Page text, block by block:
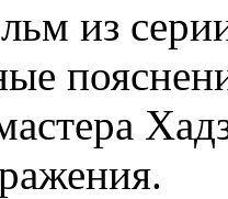
из